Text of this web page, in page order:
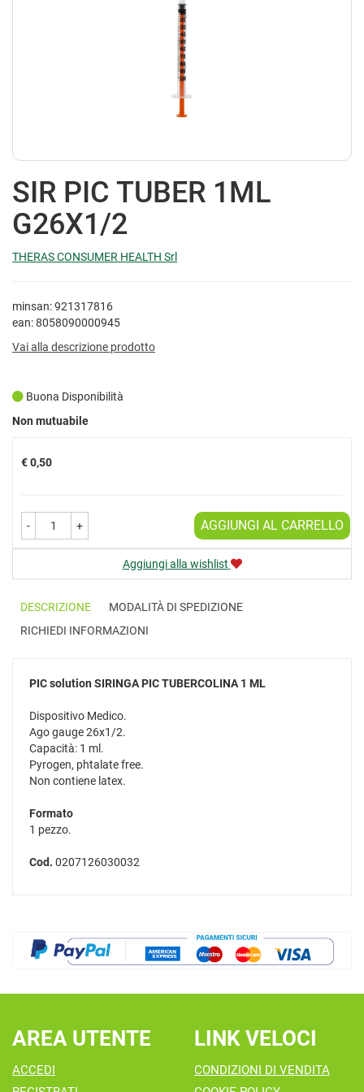
SIR PIC TUBER 1ML
G26X1/2
THERAS CONSUMER HEALTH Srl
minsan: 921317816
ean: 8058090000945
Vai alla descrizione prodotto
Buona Disponibilità
Non mutuabile
Prezzo
€ 0,50
- + AGGIUNGI AL CARRELLO
Aggiungi alla wishlist
DESCRIZIONE
MODALITÀ DI SPEDIZIONE
RICHIEDI INFORMAZIONI
PIC solution SIRINGA PIC TUBERCOLINA 1 ML
Dispositivo Medico.
Ago gauge 26x1/2.
Capacità: 1 ml.
Pyrogen, phtalate free.
Non contiene latex.
Formato
1 pezzo.
Cod. 0207126030032
AREA UTENTE
ACCEDI
LINK VELOCI
CONDIZIONI DI VENDITA